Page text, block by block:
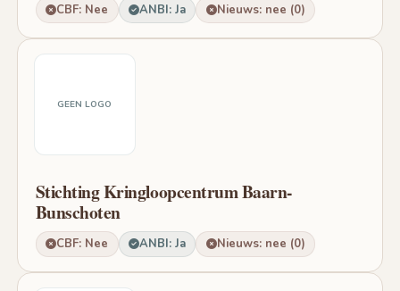
CBF: Nee ANBI: Ja Nieuws: nee (0)
GEEN LOGO
Stichting Kringloopcentrum Baarn-
Bunschoten
CBF: Nee ANBI: Ja Nieuws: nee (0)